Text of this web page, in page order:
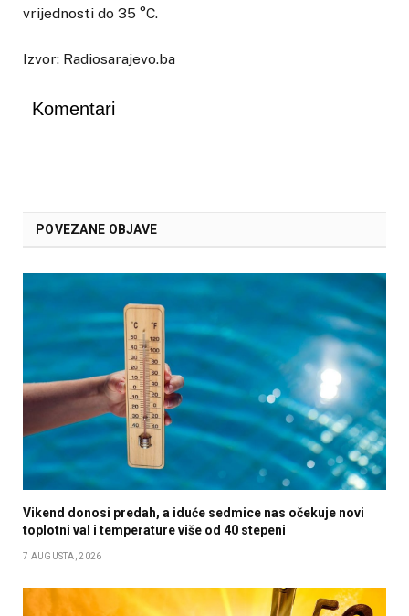
vrijednosti do 35 °C.
Izvor: Radiosarajevo.ba
Komentari
POVEZANE OBJAVE
Vikend donosi predah, a iduće sedmice nas očekuje novi
toplotni val i temperature više od 40 stepeni
7 AUGUSTA, 2026